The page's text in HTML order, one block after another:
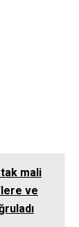
mali
ve